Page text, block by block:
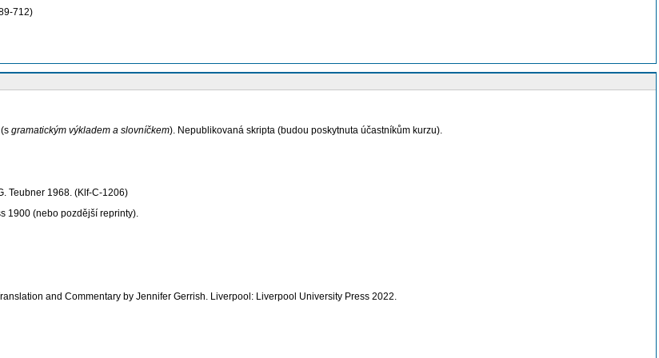
712)
(s gramatickým výkladem a slovníčkem). Nepublikovaná skripta (budou poskytnuta účastníkům kurzu).
Teubner 1968. (Klf-C-1206)
1900 (nebo pozdější reprinty).
and Commentary by Jennifer Gerrish. Liverpool: Liverpool University Press 2022.